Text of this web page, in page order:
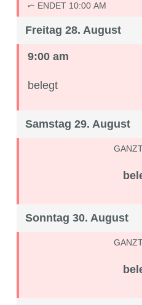
⤺ ENDET 10:00 AM
Freitag 28. August
9:00 am
belegt
Samstag 29. August
Sonntag 30. August